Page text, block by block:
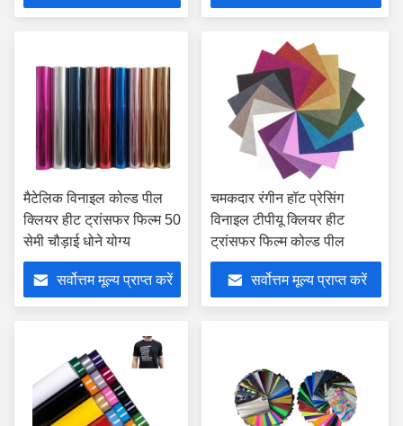
मैटेलिक विनाइल कोल्ड पील
क्लियर हीट ट्रांसफर फिल्म 50
सेमी चौड़ाई धोने योग्य
सर्वोत्तम मूल्य प्राप्त करें
चमकदार रंगीन हॉट प्रेसिंग
विनाइल टीपीयू क्लियर हीट
ट्रांसफर फिल्म कोल्ड पील
सर्वोत्तम मूल्य प्राप्त करें